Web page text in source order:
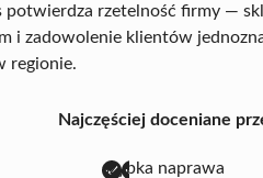
rzetelność firmy —
i zadowolenie klientów
regionie.
Najczęściej doceniane
szybka naprawa